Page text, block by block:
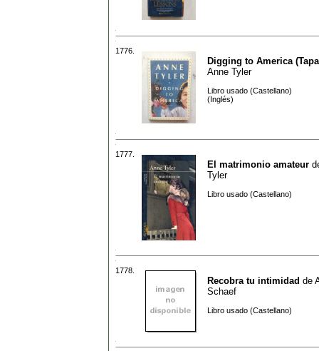
1776.
Digging to America
Anne Tyler
Libro usado (Castellano)
(Inglés)
1777.
El matrimonio amateur
Tyler
Libro usado (Castellano)
1778.
Recobra tu intimidad de
Schaef
Libro usado (Castellano)